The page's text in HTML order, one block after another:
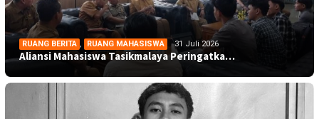
RUANG BERITA RUANG MAHASISWA 31 Juli 2026
Aliansi Mahasiswa Tasikmalaya Peringatka…